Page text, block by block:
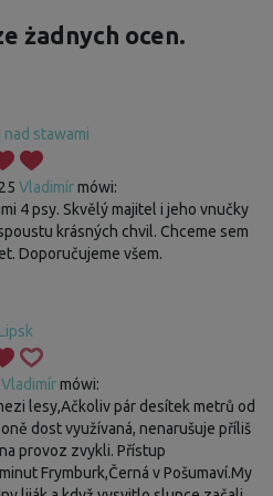
żadnych ocen.
stawami
Vladimírmówi:
4 psy. Skvělý majitel i jeho vnučky
krásných chvil. Chceme sem
Doporučujeme všem.
Vladimírmówi:
lesy,Ačkoliv pár desítek metrů od
dost využívaná, nenarušuje příliš
provoz zvykli. Přístup
Frymburk,Černá v Pošumaví.My